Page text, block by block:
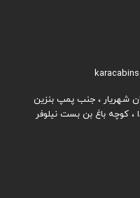
شهریار ، جنب پمپ بنزین
، کوچه باغ بن بست نیلوفر